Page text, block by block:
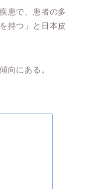
患で、患者の多
持つ」と日本皮
向にある。